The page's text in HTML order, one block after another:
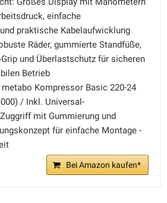
einfache
praktische Kabelaufwicklung
Räder, gummierte Standfüße,
und Überlastschutz für sicheren
Betrieb
Kompressor Basic 220-24
/ Inkl. Universal-
mit Gummierung und
für einfache Montage -
Bei Amazon kaufen*